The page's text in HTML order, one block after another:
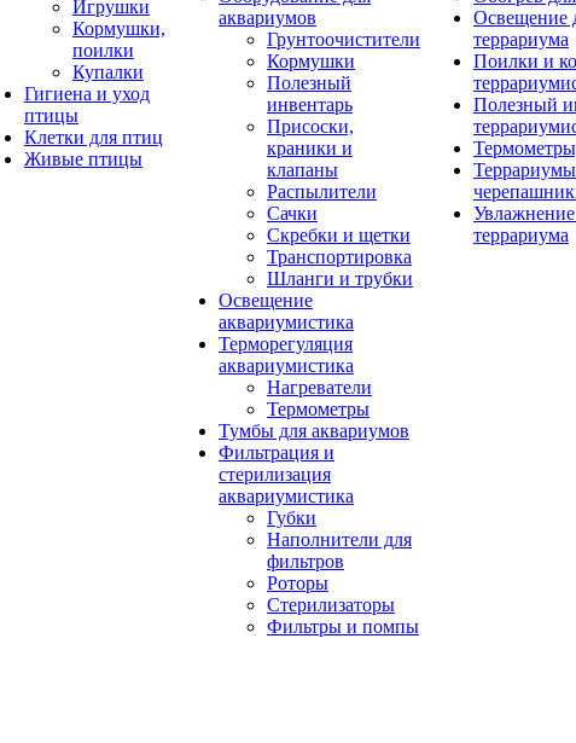
Игрушки
Кормушки,
поилки
Купалки
Гигиена и уход
птицы
Клетки для птиц
Живые птицы
аквариумов
Грунтоочистители
Кормушки
Полезный
инвентарь
Присоски,
краники и
клапаны
Распылители
Сачки
Скребки и щетки
Транспортировка
Шланги и трубки
Освещение
аквариумистика
Терморегуляция
аквариумистика
Нагреватели
Термометры
Тумбы для аквариумов
Фильтрация и
стерилизация
аквариумистика
Губки
Наполнители для
фильтров
Роторы
Стерилизаторы
Фильтры и помпы
Освещение
террариума
Поилки и
Полезный
террариума